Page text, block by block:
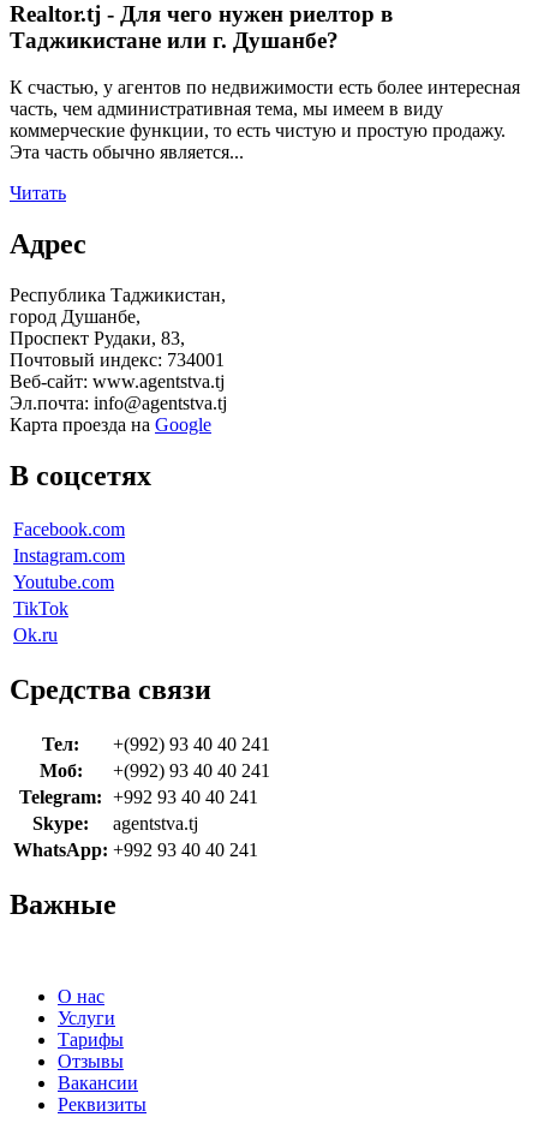
Realtor.tj - Для чего нужен риелтор в
Таджикистане или г. Душанбе?
К счастью, у агентов по недвижимости есть более интересная
часть, чем административная тема, мы имеем в виду
коммерческие функции, то есть чистую и простую продажу.
Эта часть обычно является...
Читать
Адрес
Республика Таджикистан,
город Душанбе,
Проспект Рудаки, 83,
Почтовый индекс: 734001
Веб-сайт: www.agentstva.tj
Эл.почта: info@agentstva.tj
Карта проезда на Google
В соцсетях
Facebook.com
Instagram.com
Youtube.com
TikTok
Ok.ru
Средства связи
Тел:
+(992) 93 40 40 241
Моб:
+(992) 93 40 40 241
Telegram: +992 93 40 40 241
Skype:
agentstva.tj
WhatsApp: +992 93 40 40 241
Важные
О нас
Услуги
Тарифы
Отзывы
Вакансии
Реквизиты